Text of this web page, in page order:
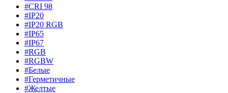
#CRI 98
#IP20
#IP20 RGB
#IP65
#IP67
#RGB
#RGBW
#Белые
#Герметичные
#Желтые